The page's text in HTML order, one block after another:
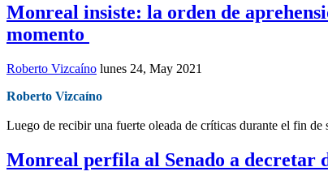
Monreal insiste: la orden de
momento
Roberto Vizcaíno lunes 24, May 2021
Roberto Vizcaíno
Luego de recibir una fuerte oleada de críticas durante el fin
Monreal perfila al Senado a decretar